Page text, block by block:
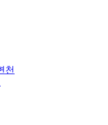
천